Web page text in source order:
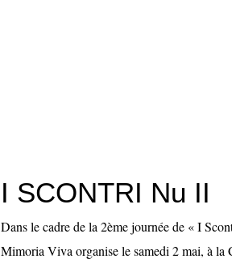
I SCONTRI Nu II
Dans le cadre de la 2ème journée de « I
Mimoria Viva organise le samedi 2 mai, à la